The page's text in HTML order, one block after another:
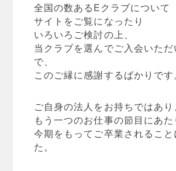
全国の数あるEクラブについて
サイトをご覧になったり
いろいろご検討の上、
当クラブを選んでご入会いただ
で、
このご縁に感謝するばかりです
ご自身の法人をお持ちではあ
もう一つのお仕事の節目にあた
今期をもってご卒業されること
た。